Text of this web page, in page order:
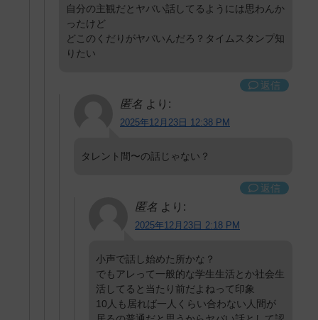
自分の主観だとヤバい話してるようには思わんか
ったけど
どこのくだりがヤバいんだろ？タイムスタンプ知
りたい
返信
匿名 より:
2025年12月23日 12:38 PM
タレント間〜の話じゃない？
返信
匿名 より:
2025年12月23日 2:18 PM
小声で話し始めた所かな？
でもアレって一般的な学生生活とか社会生
活してると当たり前だよねって印象
10人も居れば一人くらい合わない人間が